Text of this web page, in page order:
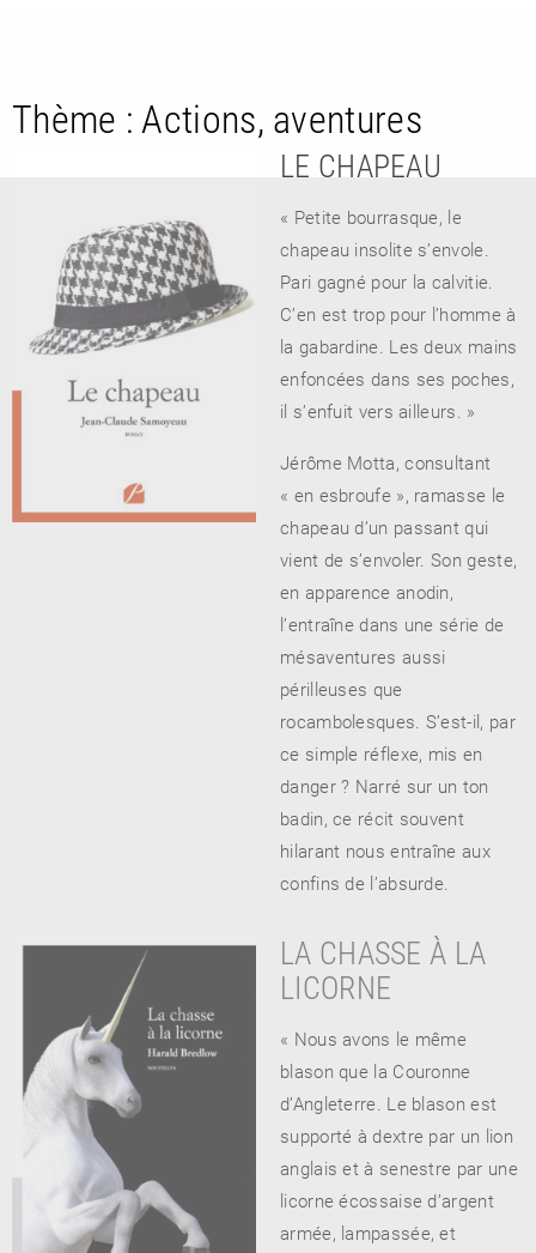
RETOUR
À PARAÎTRE
RETOUR
RETOUR
Thème :Actions, aventures
LE CHAPEAU
« Petite bourrasque, le
chapeau insolite s’envole.
Pari gagné pour la calvitie.
C’en est trop pour l’homme à
la gabardine. Les deux mains
enfoncées dans ses poches,
il s’enfuit vers ailleurs. »
Jérôme Motta, consultant
« en esbroufe », ramasse le
chapeau d’un passant qui
vient de s’envoler. Son geste,
en apparence anodin,
l’entraîne dans une série de
mésaventures aussi
périlleuses que
rocambolesques. S’est-il, par
ce simple réflexe, mis en
danger ? Narré sur un ton
badin, ce récit souvent
hilarant nous entraîne aux
confins de l’absurde.
LA CHASSE À LA
LICORNE
« Nous avons le même
blason que la Couronne
d’Angleterre. Le blason est
supporté à dextre par un lion
anglais et à senestre par une
licorne écossaise d’argent
armée, lampassée, et